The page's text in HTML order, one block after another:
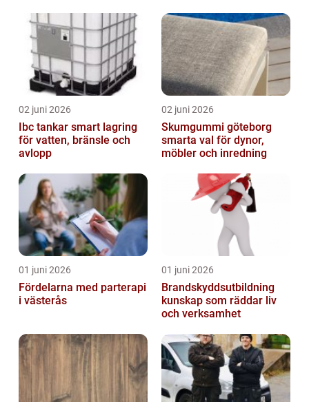
02 juni 2026
Ibc tankar smart lagring
för vatten, bränsle och
avlopp
02 juni 2026
Skumgummi göteborg
smarta val för dynor,
möbler och inredning
01 juni 2026
Fördelarna med parterapi
i västerås
01 juni 2026
Brandskyddsutbildning
kunskap som räddar liv
och verksamhet